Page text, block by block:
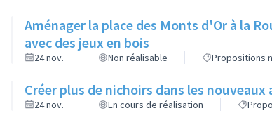
Aménager la place des Monts d'Or à la
avec des jeux en bois
24 nov. Non réalisable Propositions
Créer plus de nichoirs dans les
24 nov. En cours de réalisation